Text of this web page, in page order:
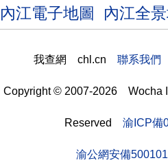
內江電子地圖
內江全
我查網 chl.cn 聯系我
Copyright © 2007-2026 Wocha
Reserved 渝ICP備
渝公網安備